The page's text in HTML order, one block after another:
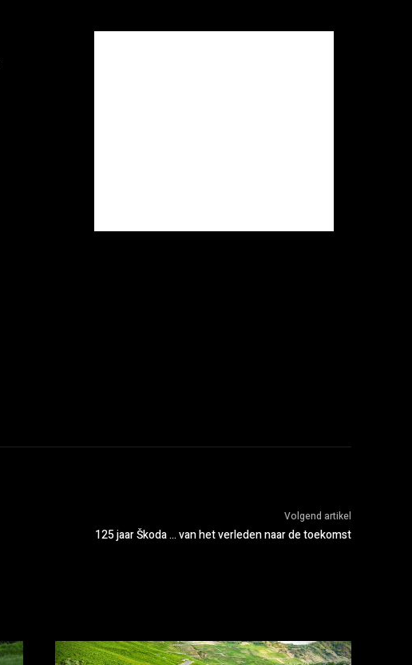
Volgend artikel
125 jaar Škoda … van het verleden naar de toekomst